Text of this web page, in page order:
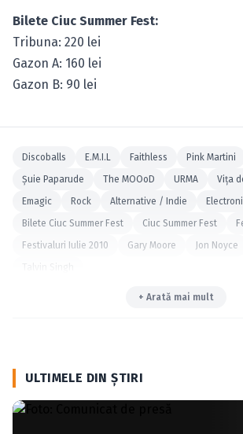
Bilete Ciuc Summer Fest:
Tribuna: 220 lei
Gazon A: 160 lei
Gazon B: 90 lei
Discoballs E.M.I.L Faithless Pink Martini
Şuie Paparude
The MOOoD URMA Viţa
Emagic
Rock Alternative / Indie
Bilete Ciuc Summer Fest
Ciuc Summer Fest
Festivaluri Iulie 2010
Gary Moore Jon Noyce
+ Arată mai mult
ULTIMELE DIN ŞTIRI